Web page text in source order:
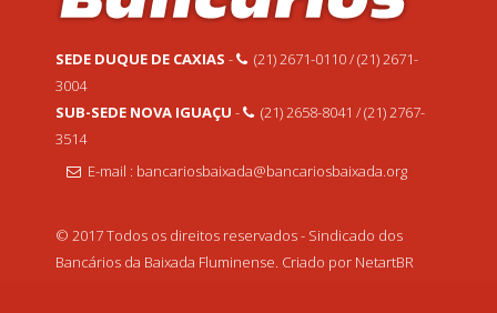
SEDE DUQUE DE CAXIAS -
(21) 2671-0110 / (21) 2671-
3004
SUB-SEDE NOVA IGUAÇU -
(21) 2658-8041 / (21) 2767-
3514
E-mail : bancariosbaixada@bancariosbaixada.org
© 2017 Todos os direitos reservados - Sindicado dos
Bancários da Baixada Fluminense. Criado por NetartBR